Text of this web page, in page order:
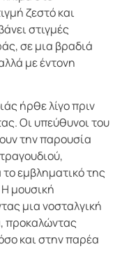
ζεστό και
στιγμές
σε μια βραδιά
με έντονη
ήρθε λίγο πριν
Οι υπεύθυνοι του
την παρουσία
εμβληματικό της
μουσική
μια νοσταλγική
προκαλώντας
και στην παρέα